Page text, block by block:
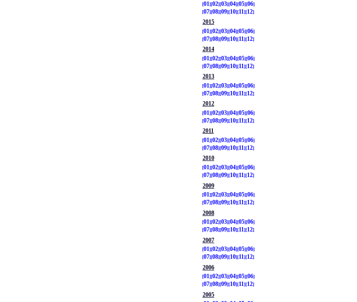
01
02 03 04 05 06
07 08 09 10 11
12
2015
01
02 03 04 05 06
07 08 09 10 11
12
2014
01
02 03 04 05 06
07 08 09 10 11
12
2013
01
02 03 04 05 06
07 08 09 10 11
12
2012
01
02 03 04 05 06
07 08 09 10 11
12
2011
01
02 03 04 05 06
07 08 09 10 11
12
2010
01
02 03 04 05 06
07 08 09 10 11
12
2009
01
02 03 04 05 06
07 08 09 10 11
12
2008
01
02 03 04 05 06
07 08 09 10 11
12
2007
01
02 03 04 05 06
07 08 09 10 11
12
2006
01
02 03 04 05 06
07 08 09 10 11
12
2005